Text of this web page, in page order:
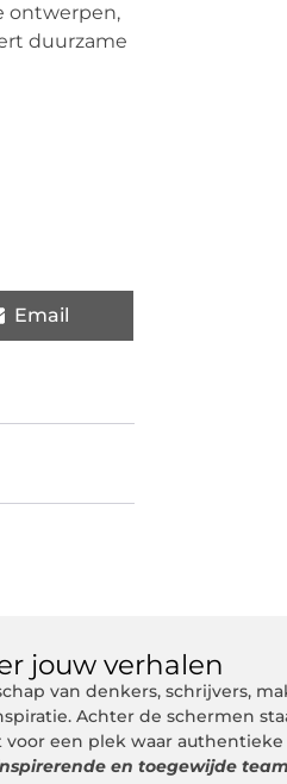
ontwerpen,
duurzame
Email
jouw verhalen
van denkers, schrijvers,
Achter de schermen
een plek waar authentieke
en toegewijde